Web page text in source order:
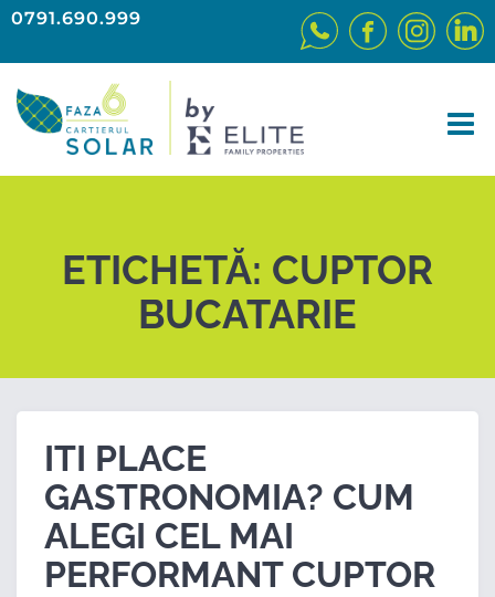
0791.690.999
ETICHETĂ: CUPTOR
BUCATARIE
ITI PLACE
GASTRONOMIA? CUM
ALEGI CEL MAI
PERFORMANT CUPTOR